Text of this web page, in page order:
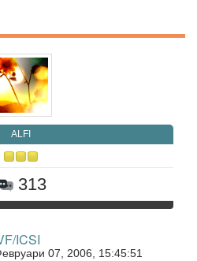
ALFI
313
ICSI
07, 2006, 15:45:51